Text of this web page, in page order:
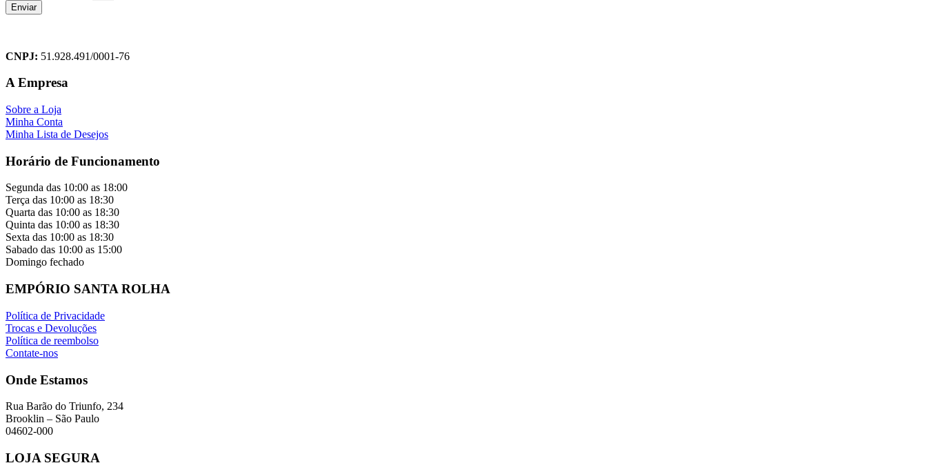
Enviar
CNPJ: 51.928.491/0001-76
A Empresa
Sobre a Loja
Minha Conta
Minha Lista de Desejos
Horário de Funcionamento
Segunda das 10:00 as 18:00
Terça das 10:00 as 18:30
Quarta das 10:00 as 18:30
Quinta das 10:00 as 18:30
Sexta das 10:00 as 18:30
Sabado das 10:00 as 15:00
Domingo fechado
EMPÓRIO SANTA ROLHA
Política de Privacidade
Trocas e Devoluções
Política de reembolso
Contate-nos
Onde Estamos
Rua Barão do Triunfo, 234
Brooklin – São Paulo
04602-000
LOJA SEGURA